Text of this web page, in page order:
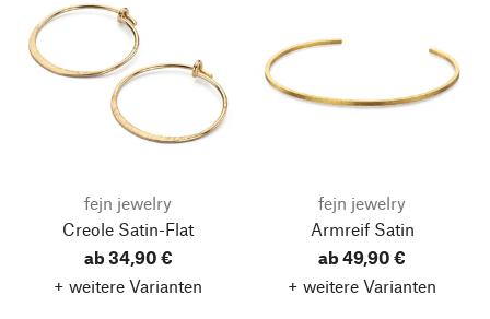
fejn jewelry
Creole Satin-Flat
ab 34,90 €
+ weitere Varianten
fejn jewelry
Armreif Satin
ab 49,90 €
+ weitere Varianten